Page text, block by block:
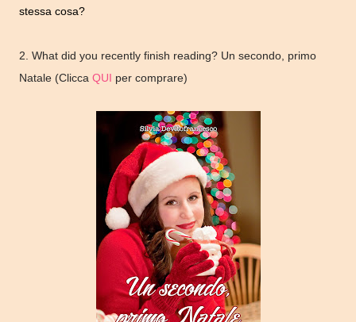
stessa cosa?
2. What did you recently finish reading? Un secondo, primo
Natale (Clicca QUI per comprare)